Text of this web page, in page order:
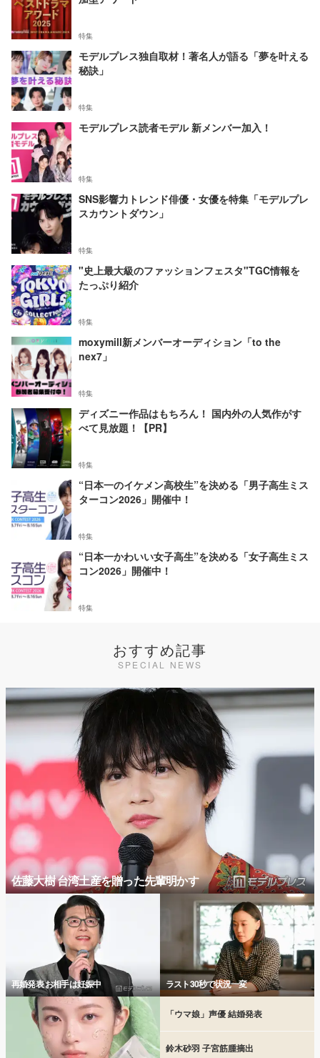
特集
モデルプレス独自取材！著名人が語る「夢を叶える
秘訣」
特集
モデルプレス読者モデル 新メンバー加入！
特集
SNS影響力トレンド俳優・女優を特集「モデルプレ
スカウントダウン」
特集
"史上最大級のファッションフェスタ"TGC情報を
たっぷり紹介
特集
moxymill新メンバーオーディション「to the
nex7」
特集
ディズニー作品はもちろん！ 国内外の人気作がす
べて見放題！【PR】
特集
“日本一のイケメン高校生”を決める「男子高生ミス
ターコン2026」開催中！
特集
“日本一かわいい女子高生”を決める「女子高生ミス
コン2026」開催中！
特集
おすすめ記事
SPECIAL NEWS
佐藤大樹 台湾土産を贈った先輩明かす
再婚発表 お相手は妊娠中 ラスト30秒で状況一変
「ウマ娘」声優 結婚発表
鈴木砂羽 子宮筋腫摘出